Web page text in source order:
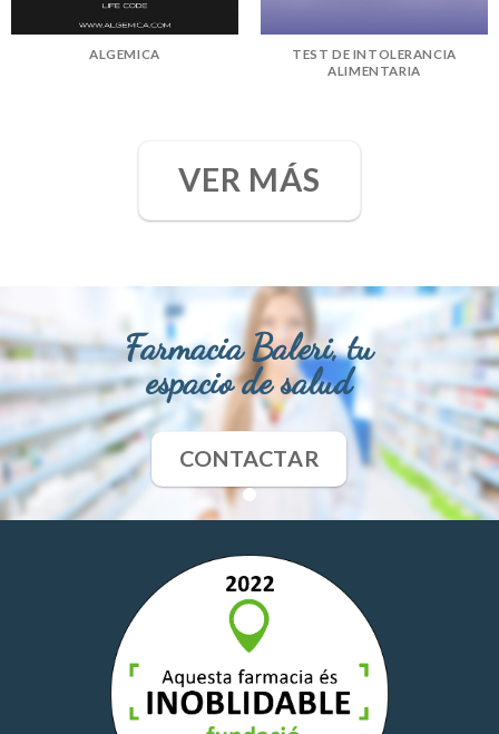
ALGEMICA
TEST DE INTOLERANCIA
ALIMENTARIA
VER MÁS
Farmacia Baleri, tu
espacio de salud
CONTACTAR